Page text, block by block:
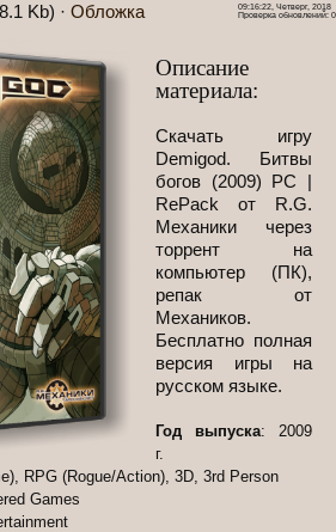
Kb) · Обложка
09:16:22, Четверг, 2018
Проверка обновлений:
Описание
материала:
Скачать игру
Demigod. Битвы
богов (2009) PC |
RePack от R.G.
Механики через
торрент на
компьютер (ПК),
репак от
Механиков.
Бесплатно полная
версия игры на
русском языке.
Год выпуска: 2009
г.
RPG (Rogue/Action), 3D, 3rd Person
Games